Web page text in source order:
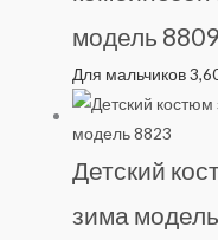
модель 8809
Для мальчиков
Детский
зима модель